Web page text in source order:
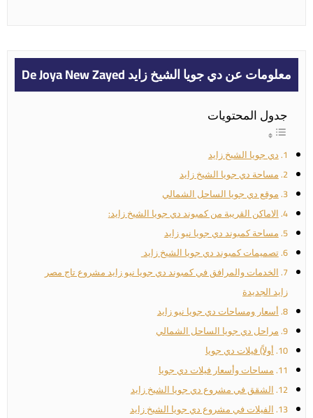
معلومات عن دي جويا الشيخ زايد De Joya New Zayed
جدول المحتويات
دي جويا الشيخ زايد
مساحة دي جويا الشيخ زايد
موقع دي جويا الساحل الشمالي
الاماكن القريبة من كمبوند دي جويا الشيخ زايد:
مساحة كمبوند دي جويا نيو زايد
تصميمات كمبوند دي جويا الشيخ زايد
الخدمات والمرافق في كمبوند دي جويا نيو زايد مشروع تاج مصر
زايد الجديدة
أسعار ومساحات دي جويا نيو زايد
مراحل دي جويا الساحل الشمالي
أولاً) فيلات دي جويا
مساحات وأسعار فيلات دي جويا
الشقق في مشروع دي جويا الشيخ زايد
الفيلات في مشروع دي جويا الشيخ زايد